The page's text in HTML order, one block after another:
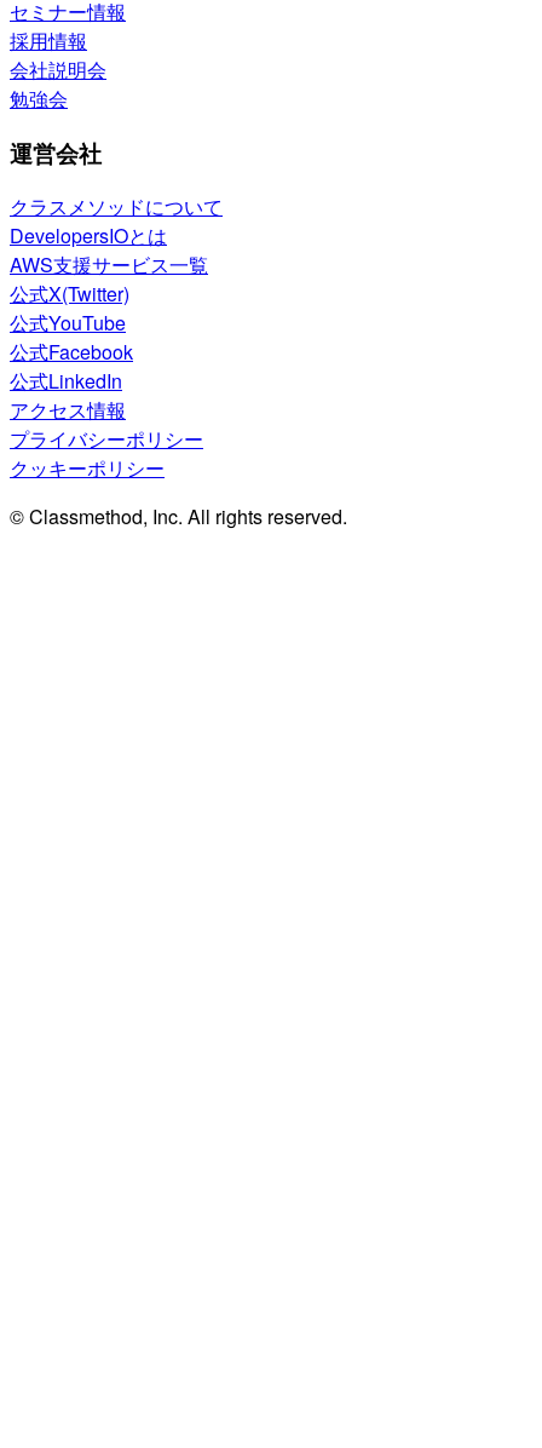
セミナー情報
採用情報
会社説明会
勉強会
運営会社
クラスメソッドについて
DevelopersIOとは
AWS支援サービス一覧
公式X(Twitter)
公式YouTube
公式Facebook
公式LinkedIn
アクセス情報
プライバシーポリシー
クッキーポリシー
© Classmethod, Inc. All rights reserved.